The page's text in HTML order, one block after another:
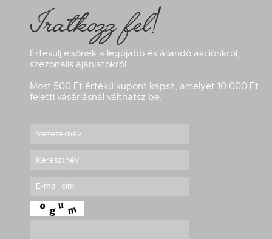
Iratkozz fel!
Értesülj elsőnek a legújabb és állandó akciónkról,
szezonális ajánlatokról.
Most 500 Ft értékű kupont kapsz, amelyet 10.000 Ft
feletti vásárlásnál válthatsz be.